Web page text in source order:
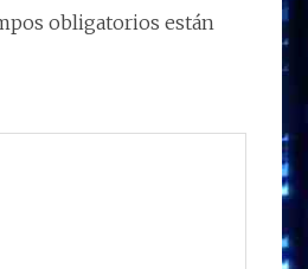
p
r
obligatorios están